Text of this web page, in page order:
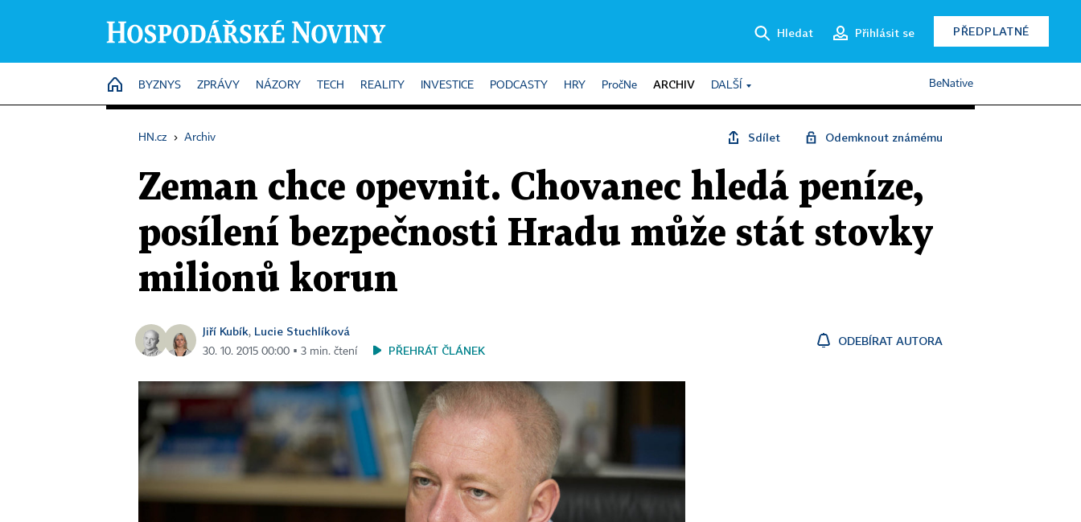
Hledat Přihlásit se PŘEDPLATNÉ
HOME
BYZNYS ZPRÁVY NÁZORY TECH REALITY INVESTICE PODCASTY HRY PročNe ARCHIV DALŠÍ BeNative
HN.cz › Archiv Sdílet Odemknout známému
Zeman chce opevnit. Chovanec hledá peníze,
posílení bezpečnosti Hradu může stát stovky
milionů korun
Jiří Kubík, Lucie Stuchlíková
30. 10. 2015 00:00 ▪ 3 min. čtení PŘEHRÁT ČLÁNEK
ODEBÍRAT AUTORA